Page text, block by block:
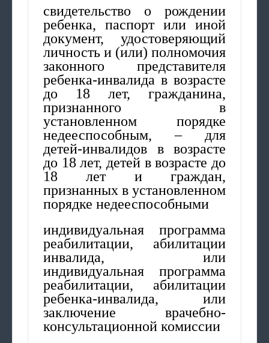
свидетельство о рождении
ребенка, паспорт или иной
документ, удостоверяющий
личность и (или) полномочия
законного представителя
ребенка-инвалида в возрасте
до 18 лет, гражданина,
признанного в
установленном порядке
недееспособным, – для
детей-инвалидов в возрасте
до 18 лет, детей в возрасте до
18 лет и граждан,
признанных в установленном
порядке недееспособными
индивидуальная программа
реабилитации, абилитации
инвалида, или
индивидуальная программа
реабилитации, абилитации
ребенка-инвалида, или
заключение врачебно-
консультационной комиссии